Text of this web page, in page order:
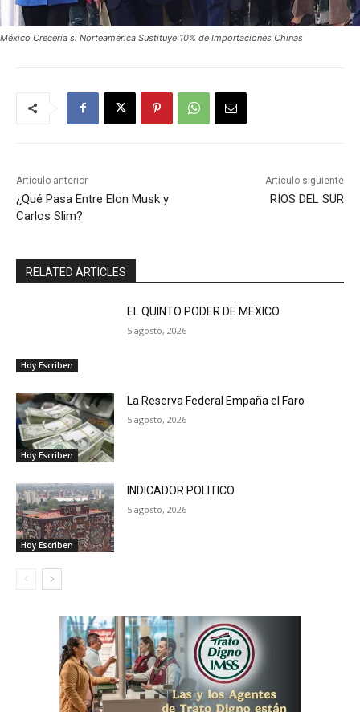
México Crecería si Norteamérica Sustituye 10% de Importaciones Chinas
Artículo anterior
¿Qué Pasa Entre Elon Musk y
Carlos Slim?
Artículo siguiente
RIOS DEL SUR
RELATED ARTICLES
Hoy Escriben
EL QUINTO PODER DE MEXICO
5 agosto, 2026
Hoy Escriben
La Reserva Federal Empaña el Faro
5 agosto, 2026
Hoy Escriben
INDICADOR POLITICO
5 agosto, 2026